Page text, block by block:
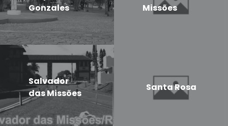
Gonzales
Missões
Salvador
das Missões
Santa Rosa